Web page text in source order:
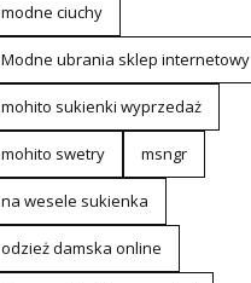
modne ciuchy
Modne ubrania sklep internetowy
mohito sukienki wyprzedaż
mohito swetry msngr
na wesele sukienka
odzież damska online